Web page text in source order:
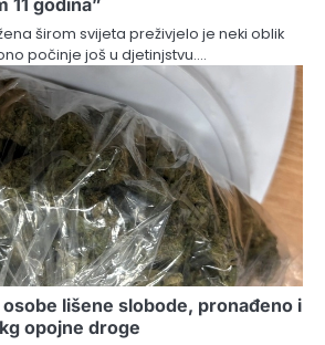
11 godina”
širom svijeta preživjelo je neki oblik
počinje još u djetinjstvu.…
lišene slobode, pronađeno i
opojne droge